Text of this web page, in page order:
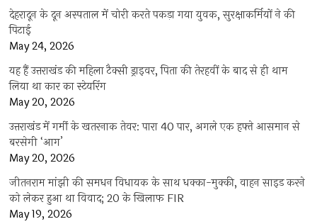
देहरादून के दून अस्पताल में चोरी करते पकड़ा गया युवक, सुरक्षाकर्मियों ने की
पिटाई
May 24, 2026
यह हैं उत्तराखंड की महिला टैक्सी ड्राइवर, पिता की तेरहवीं के बाद से ही थाम
लिया था कार का स्टेयरिंग
May 20, 2026
उत्तराखंड में गर्मी के खतरनाक तेवर: पारा 40 पार, अगले एक हफ्ते आसमान से
बरसेगी ‘आग’
May 20, 2026
जीतनराम मांझी की समधन विधायक के साथ धक्का-मुक्की, वाहन साइड करने
को लेकर हुआ था विवाद; 20 के खिलाफ FIR
May 19, 2026